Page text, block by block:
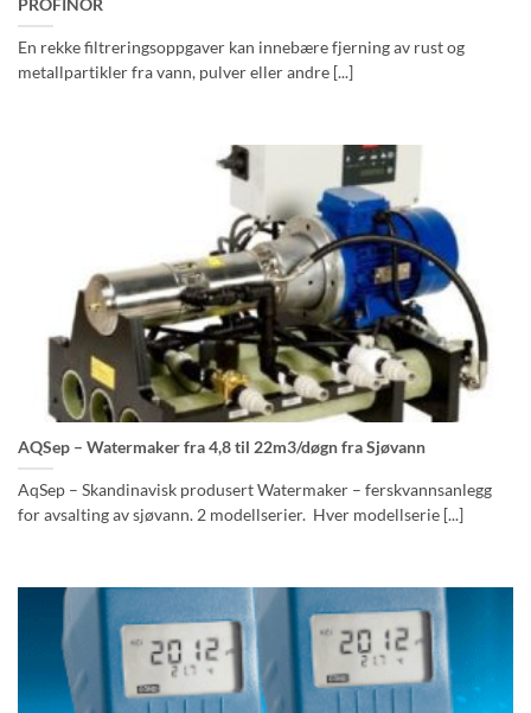
PROFINOR
En rekke filtreringsoppgaver kan innebære fjerning av rust og
metallpartikler fra vann, pulver eller andre [...]
AQSep – Watermaker fra 4,8 til 22m3/døgn fra Sjøvann
AqSep – Skandinavisk produsert Watermaker – ferskvannsanlegg
for avsalting av sjøvann. 2 modellserier. Hver modellserie [...]